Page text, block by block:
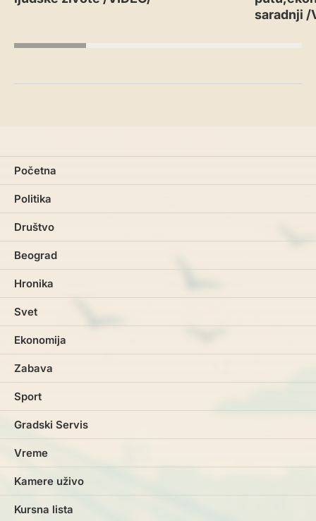
saradnji /
Početna
Politika
Društvo
Beograd
Hronika
Svet
Ekonomija
Zabava
Sport
Gradski Servis
Vreme
Kamere uživo
Kursna lista